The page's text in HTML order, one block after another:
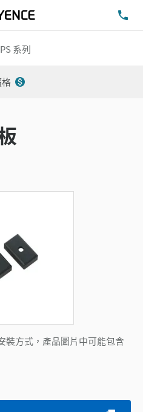
PS 系列
裝方式，產品圖片中可能包含